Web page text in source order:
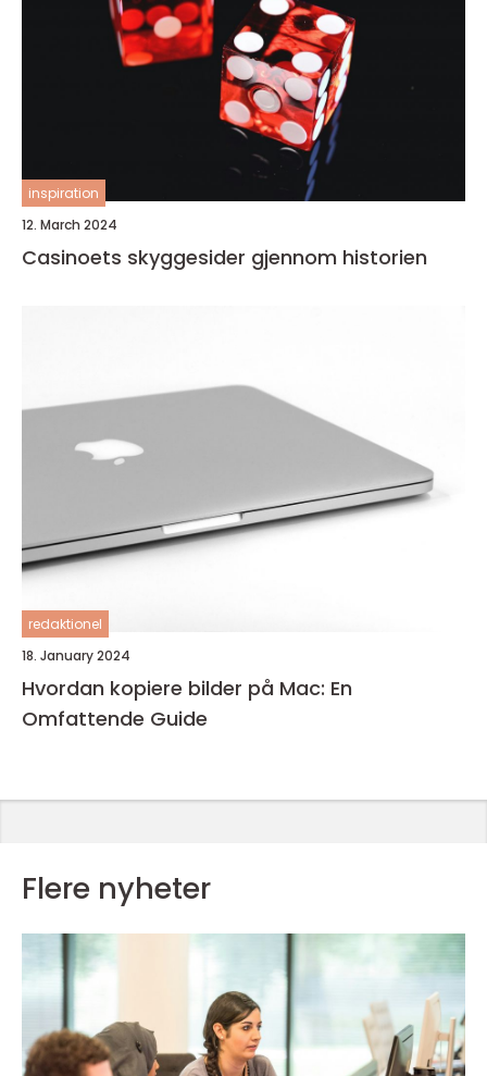
inspiration
12. March 2024
Casinoets skyggesider gjennom historien
redaktionel
18. January 2024
Hvordan kopiere bilder på Mac: En
Omfattende Guide
Flere nyheter